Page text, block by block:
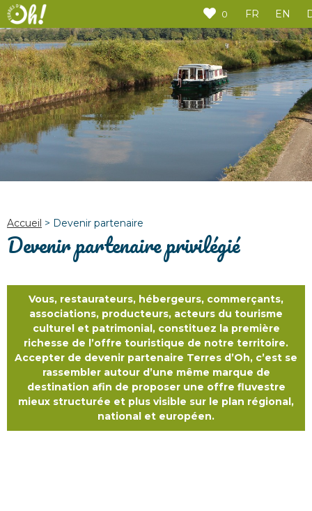
0 FR EN
Accueil > Devenir partenaire
Devenir partenaire privilégié
Vous, restaurateurs, hébergeurs, commerçants,
associations, producteurs, acteurs du tourisme
culturel et patrimonial, constituez la première
richesse de l’offre touristique de notre territoire.
Accepter de devenir partenaire Terres d’Oh, c’est se
rassembler autour d’une même marque de
destination afin de proposer une offre fluvestre
mieux structurée et plus visible sur le plan régional,
national et européen.
Panneau de gestion des cookies